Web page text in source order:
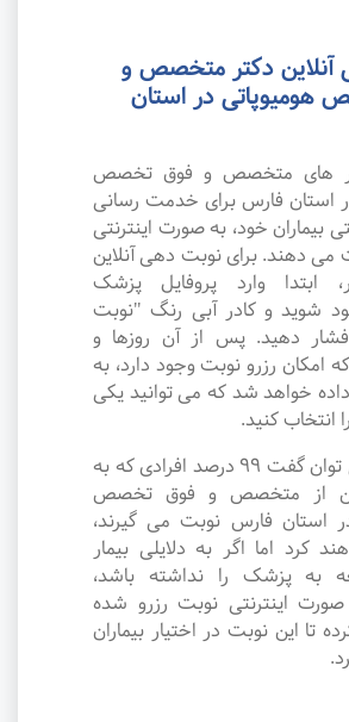
دکتر متخصص و
در استان
های متخصص و فوق تخصص
استان فارس برای خدمت رسانی
بیماران خود، به صورت اینترنتی
می دهند. برای نوبت دهی آنلاین
ابتدا وارد پروفایل پزشک
شوید و کادر آبی رنگ "نوبت
فشار دهید. پس از آن روزها و
امکان رزرو نوبت وجود دارد، به
خواهد شد که می توانید یکی
انتخاب کنید.
به جرات می‌ توان گفت ۹۹ درصد افرادی که به
از متخصص و فوق تخصص
استان فارس نوبت می گیرند،
کرد اما اگر به دلایلی بیمار
به پزشک را نداشته باشد،
صورت اینترنتی نوبت رزرو شده
تا این نوبت در اختیار بیماران